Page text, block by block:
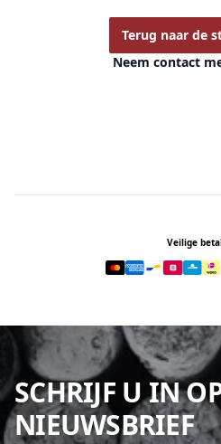
Terug naar de
Neem contact
Veilige
SCHRIJF U IN
NIEUWSBRIEF